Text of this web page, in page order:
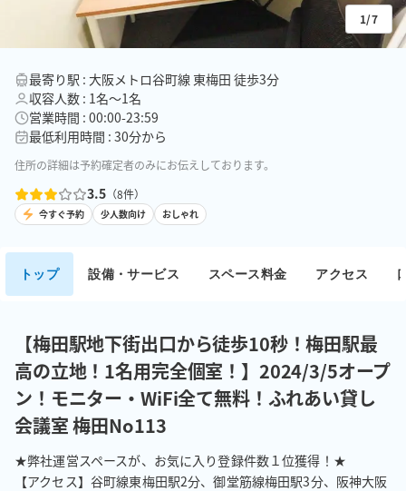
1/7
最寄り駅 : 大阪メトロ谷町線 東梅田 徒歩3分
収容人数 : 1名〜1名
営業時間 : 00:00-23:59
最低利用時間 : 30分から
住所の詳細は予約確定者のみにお伝えしております。
3.5 （8件）
今すぐ予約 少人数向け おしゃれ
トップ 設備・サービス スペース料金 アクセス
【梅田駅地下街出口から徒歩10秒！梅田駅最
高の立地！1名用完全個室！】2024/3/5オープ
ン！モニター・WiFi全て無料！ふれあい貸し
会議室 梅田No113
★弊社運営スペースが、お気に入り登録件数１位獲得！★
【アクセス】谷町線東梅田駅2分、御堂筋線梅田駅3分、阪神大阪